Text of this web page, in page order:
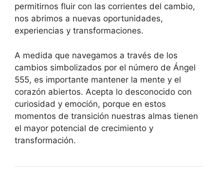
permitirnos fluir con las corrientes del cambio,
nos abrimos a nuevas oportunidades,
experiencias y transformaciones.
A medida que navegamos a través de los
cambios simbolizados por el número de Ángel
555, es importante mantener la mente y el
corazón abiertos. Acepta lo desconocido con
curiosidad y emoción, porque en estos
momentos de transición nuestras almas tienen
el mayor potencial de crecimiento y
transformación.